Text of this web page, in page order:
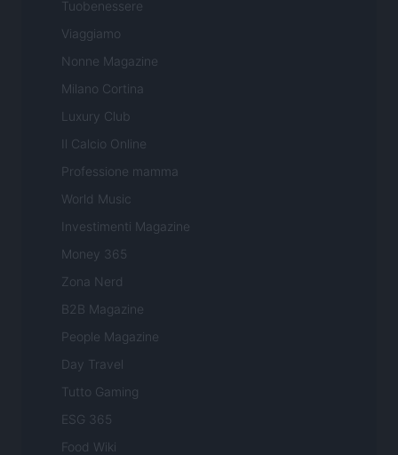
Tuobenessere
Viaggiamo
Nonne Magazine
Milano Cortina
Luxury Club
Il Calcio Online
Professione mamma
World Music
Investimenti Magazine
Money 365
Zona Nerd
B2B Magazine
People Magazine
Day Travel
Tutto Gaming
ESG 365
Food Wiki